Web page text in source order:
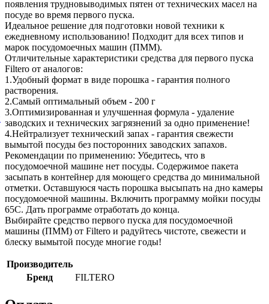
появления трудновыводимых пятен от технических масел на
посуде во время первого пуска.
Идеальное решение для подготовки новой техники к
ежедневному использованию! Подходит для всех типов и
марок посудомоечных машин (ПММ).
Отличительные характеристики средства для первого пуска
Filtero от аналогов:
1.Удобный формат в виде порошка - гарантия полного
растворения.
2.Самый оптимальный объем - 200 г
3.Оптимизированная и улучшенная формула - удаление
заводских и технических загрязнений за одно применение!
4.Нейтрализует технический запах - гарантия свежести
вымытой посуды без посторонних заводских запахов.
Рекомендации по применению: Убедитесь, что в
посудомоечной машине нет посуды. Содержимое пакета
засыпать в контейнер для моющего средства до минимальной
отметки. Оставшуюся часть порошка высыпать на дно камеры
посудомоечной машины. Включить программу мойки посуды
65С. Дать программе отработать до конца.
Выбирайте средство первого пуска для посудомоечной
машины (ПММ) от Filtero и радуйтесь чистоте, свежести и
блеску вымытой посуде многие годы!
Производитель
Бренд
FILTERO